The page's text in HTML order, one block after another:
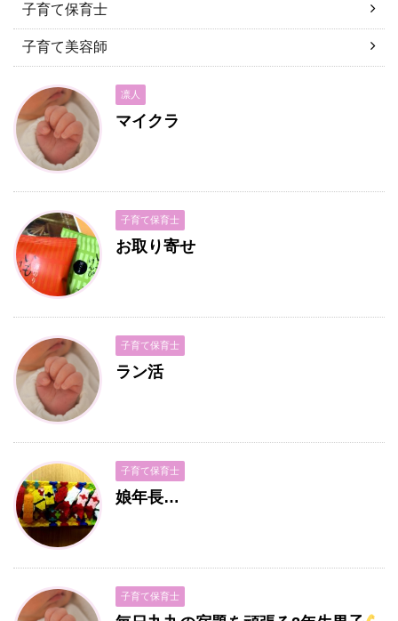
子育て保育士
子育て美容師
凛人
マイクラ
子育て保育士
お取り寄せ
子育て保育士
ラン活
子育て保育士
娘年長…
子育て保育士